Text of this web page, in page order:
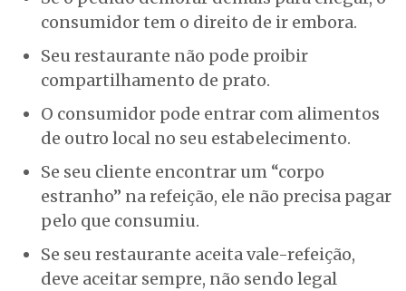
consumidor tem o direito de ir embora.
Seu restaurante não pode proibir
compartilhamento de prato.
O consumidor pode entrar com alimentos
de outro local no seu estabelecimento.
Se seu cliente encontrar um “corpo
estranho” na refeição, ele não precisa pagar
pelo que consumiu.
Se seu restaurante aceita vale-refeição,
deve aceitar sempre, não sendo legal